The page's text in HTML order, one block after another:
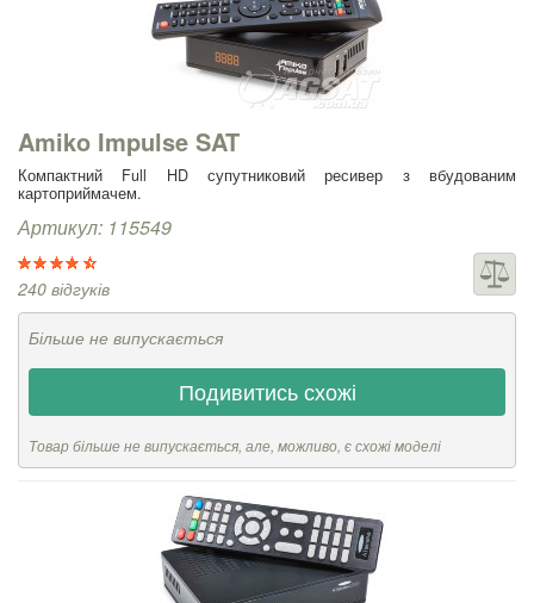
Amiko Impulse SAT
Компактний Full HD супутниковий ресивер з вбудованим
картоприймачем.
Артикул: 115549
240 відгуків
Більше не випускається
Подивитись схожі
Товар більше не випускається, але, можливо, є схожі моделі